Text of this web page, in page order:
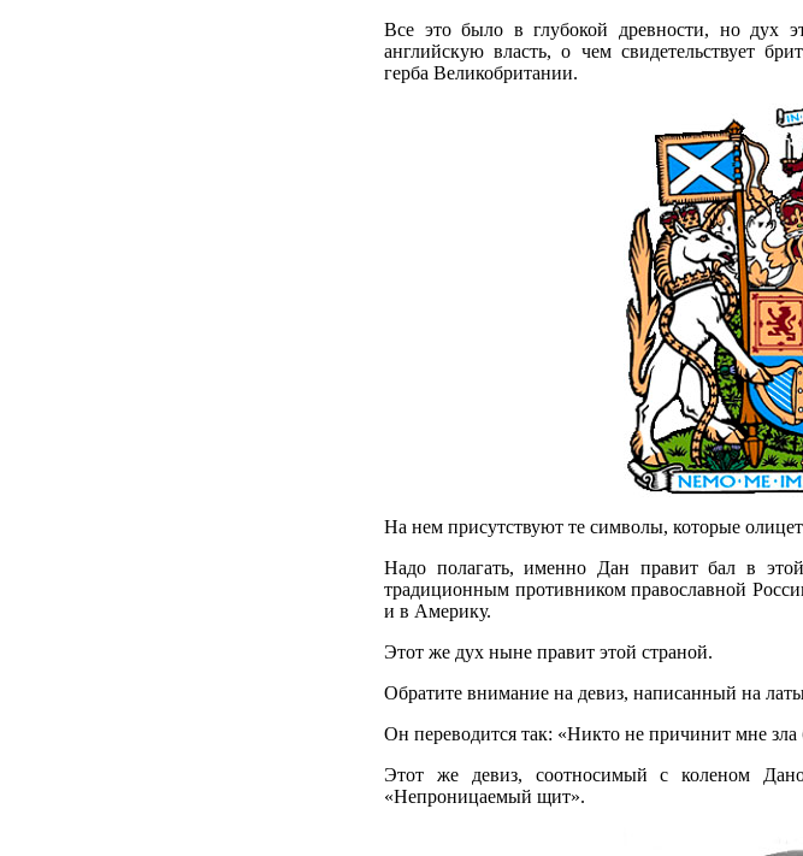
Все это было в глубокой древности, но дух
английскую власть, о чем свидетельствует
герба Великобритании.
На нем присутствуют те символы, которые
Надо полагать, именно Дан правит бал в
традиционным противником православной
и в Америку.
Этот же дух ныне правит этой страной.
Обратите внимание на девиз, написанный на
Он переводится так: «Никто не причинит мне зла
Этот же девиз, соотносимый с коленом
«Непроницаемый щит».